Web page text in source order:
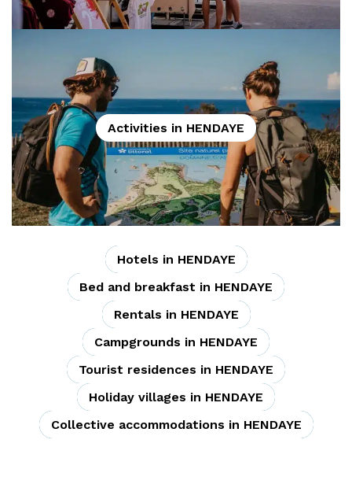
Activities in HENDAYE
Hotels in HENDAYE
Bed and breakfast in HENDAYE
Rentals in HENDAYE
Campgrounds in HENDAYE
Tourist residences in HENDAYE
Holiday villages in HENDAYE
Collective accommodations in HENDAYE